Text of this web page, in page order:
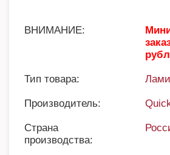
ВНИМАНИЕ:
Тип товара:
Производитель:
Страна
производства: